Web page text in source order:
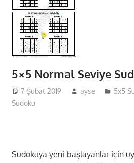
5×5 Normal Seviye
7 Şubat 2019 ayse 5x5
Sudoku
Sudokuya yeni başlayanlar için